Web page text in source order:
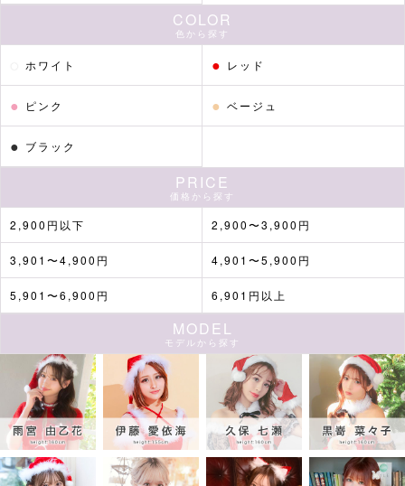
COLOR
色から探す
ホワイト ● レッド
● ピンク ● ベージュ
● ブラック
PRICE
価格から探す
2,900円以下 2,900〜3,900円
3,901〜4,900円 4,901〜5,900円
5,901〜6,900円 6,901円以上
MODEL
モデルから探す